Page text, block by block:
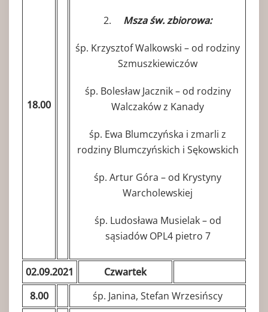
18.00
2. Msza św. zbiorowa:
śp. Krzysztof Walkowski – od rodziny
Szmuszkiewiczów
śp. Bolesław Jacznik – od rodziny
Walczaków z Kanady
śp. Ewa Blumczyńska i zmarli z
rodziny Blumczyńskich i Sękowskich
śp. Artur Góra – od Krystyny
Warcholewskiej
śp. Ludosława Musielak – od
sąsiadów OPL4 pietro 7
02.09.2021
Czwartek
8.00
śp. Janina, Stefan Wrzesińscy